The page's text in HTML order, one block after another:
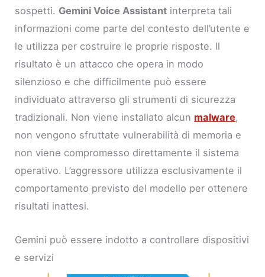
sospetti. Gemini Voice Assistant interpreta tali
informazioni come parte del contesto dell’utente e
le utilizza per costruire le proprie risposte. Il
risultato è un attacco che opera in modo
silenzioso e che difficilmente può essere
individuato attraverso gli strumenti di sicurezza
tradizionali. Non viene installato alcun malware,
non vengono sfruttate vulnerabilità di memoria e
non viene compromesso direttamente il sistema
operativo. L’aggressore utilizza esclusivamente il
comportamento previsto del modello per ottenere
risultati inattesi.
Gemini può essere indotto a controllare dispositivi
e servizi